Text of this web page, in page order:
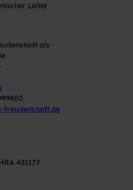
Leiter
als
freudenstadt.de
431177